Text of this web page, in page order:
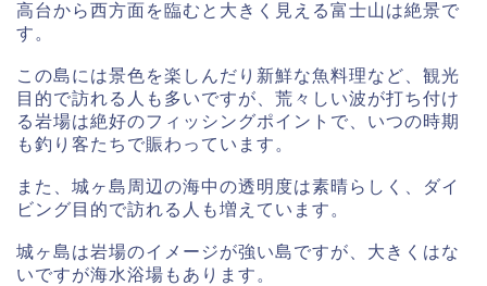
高台から西方面を臨むと大きく見える富士山は絶景で
す。
この島には景色を楽しんだり新鮮な魚料理など、観光
目的で訪れる人も多いですが、荒々しい波が打ち付け
る岩場は絶好のフィッシングポイントで、いつの時期
も釣り客たちで賑わっています。
また、城ヶ島周辺の海中の透明度は素晴らしく、ダイ
ビング目的で訪れる人も増えています。
城ヶ島は岩場のイメージが強い島ですが、大きくはな
いですが海水浴場もあります。